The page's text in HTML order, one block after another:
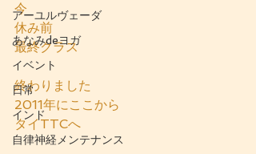
アーユルヴェーダ
あなみdeヨガ
イベント
日常
インド
自律神経メンテナンス
今
休み前
最終クラス
終わりました
2011年にここから
タイTTCへ